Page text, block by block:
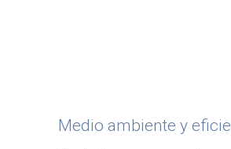
Medio ambiente y